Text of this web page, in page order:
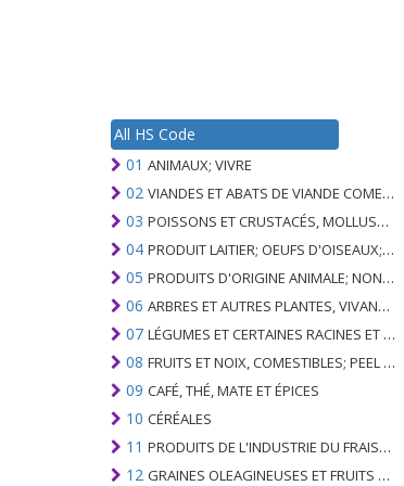
All HS Code
01 ANIMAUX; VIVRE
02 VIANDES ET ABATS DE VIANDE COMESTIBLES
03 POISSONS ET CRUSTACÉS, MOLLUSQUES ET AUTRES INVERTÉBRÉS AQUATIQUES
04 PRODUIT LAITIER; OEUFS D'OISEAUX; MIEL NATUREL; PRODUITS COMESTIBLES D'ORIGINE ANIMALE, NON ÉNUMÉRÉS AILLEURS OU INCLUS
05 PRODUITS D'ORIGINE ANIMALE; NON ÉNUMÉRÉ AILLEURS OU INCLUS
06 ARBRES ET AUTRES PLANTES, VIVANTS; AMPOULES, RACINES ET ANALOGUES; FLEURS COUPEES ET FEUILLAGE ORNEMENTAL
07 LÉGUMES ET CERTAINES RACINES ET TUBERCULES; COMESTIBLE
08 FRUITS ET NOIX, COMESTIBLES; PEEL D'AGRUMES OU DE MELONS
09 CAFÉ, THÉ, MATE ET ÉPICES
10 CÉRÉALES
11 PRODUITS DE L'INDUSTRIE DU FRAISAGE; MALT, AMIDONS, INULINE, GLUTEN DE BLÉ
12 GRAINES OLEAGINEUSES ET FRUITS OLÉAGINEUX; GRAINS DIVERS, GRAINES ET FRUITS, PLANTES INDUSTRIELLES OU MÉDICINALES; PAILLE ET FOURRAGE